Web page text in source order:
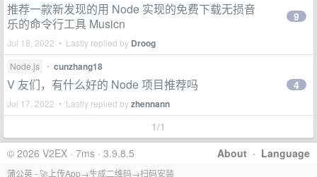
推荐一款新发现的用 Node 实现的免费下载无损音
乐的命令行工具 Musicn
Jul 18, 2022 • Lastly replied by Droog
9
Node.js • cunzhang18
V 友们，有什么好的 Node 项目推荐吗
Jul 17, 2022 • Lastly replied byzhennann
4
1/1
About · Language
© 2026 V2EX · 7ms · 3.9.8.5
蒲公英 - 🚀上传App→生成二维码→扫码安装